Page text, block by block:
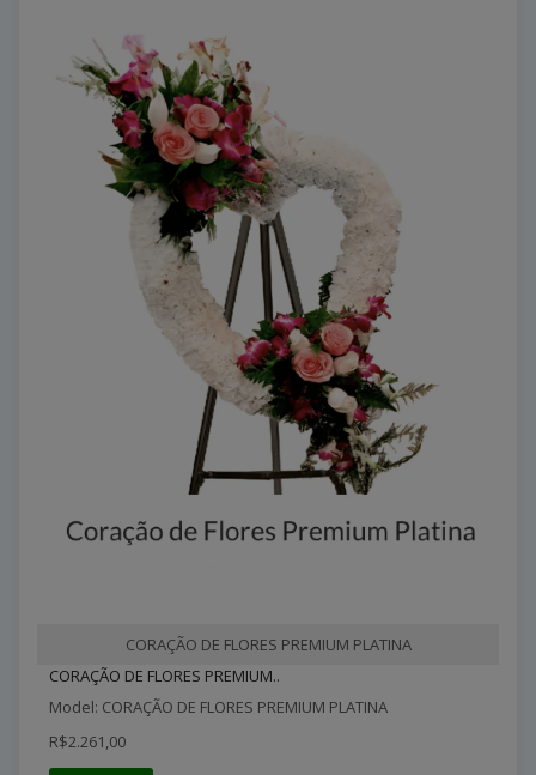
CORAÇÃO DE FLORES PREMIUM PLATINA
CORAÇÃO DE FLORES PREMIUM..
Model: CORAÇÃO DE FLORES PREMIUM PLATINA
R$2.261,00